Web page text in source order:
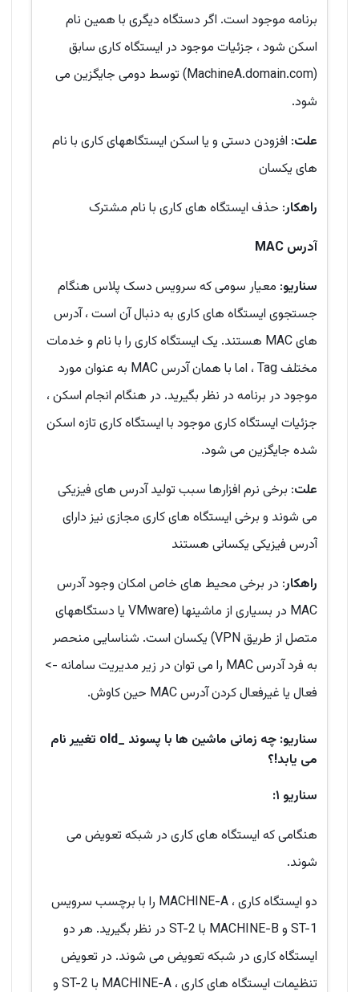
برنامه موجود است. اگر دستگاه دیگری با همین نام
اسکن شود ، جزئیات موجود در ایستگاه کاری سابق
(MachineA.domain.com) توسط دومی جایگزین می
شود.
علت: افزودن دستی و یا اسکن ایستگاههای کاری با نام
های یکسان
راهکار: حذف ایستگاه های کاری با نام مشترک
آدرس MAC
سناریو: معیار سومی که سرویس دسک پلاس هنگام
جستجوی ایستگاه های کاری به دنبال آن است ، آدرس
های MAC هستند. یک ایستگاه کاری را با نام و خدمات
مختلف Tag ، اما با همان آدرس MAC به عنوان مورد
موجود در برنامه در نظر بگیرید. در هنگام انجام اسکن ،
جزئیات ایستگاه کاری موجود با ایستگاه کاری تازه اسکن
شده جایگزین می شود.
علت: برخی نرم افزارها سبب تولید آدرس های فیزیکی
می شوند و برخی ایستگاه های کاری مجازی نیز دارای
آدرس فیزیکی یکسانی هستند
راهکار: در برخی محیط های خاص امکان وجود آدرس
MAC در بسیاری از ماشینها (VMware یا دستگاههای
متصل از طریق VPN) یکسان است. شناسایی منحصر
به فرد آدرس MAC را می توان در زیر مدیریت سامانه ->
فعال یا غیرفعال کردن آدرس MAC حین کاوش.
سناریو: چه زمانی ماشین ها با پسوند _old تغییر نام
می یابد!؟
سناریو ۱:
هنگامی که ایستگاه های کاری در شبکه تعویض می
شوند.
دو ایستگاه کاری ، MACHINE-A را با برچسب سرویس
ST-1 و MACHINE-B با ST-2 در نظر بگیرید. هر دو
ایستگاه کاری در شبکه تعویض می شوند. در تعویض
تنظیمات ایستگاه های کاری ، MACHINE-A با ST-2 و